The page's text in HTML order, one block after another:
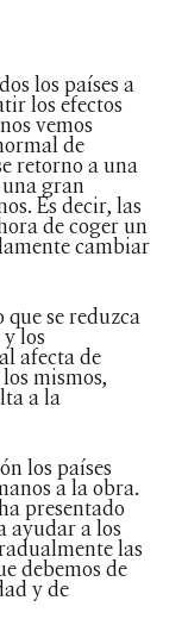
los países a
los efectos
vemos
de
retorno a una
gran
Es decir, las
de coger un
cambiar
se reduzca
los
afecta de
mismos,
a la
los países
a la obra.
presentado
ayudar a los
las
debemos de
y de